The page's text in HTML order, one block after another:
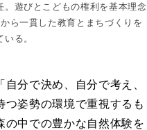
。遊びとこどもの権利を基本理念
ら一貫した教育とまちづくりを
いる。
分で決め、自分で考え、
姿勢の環境で重視するも
の中での豊かな自然体験を